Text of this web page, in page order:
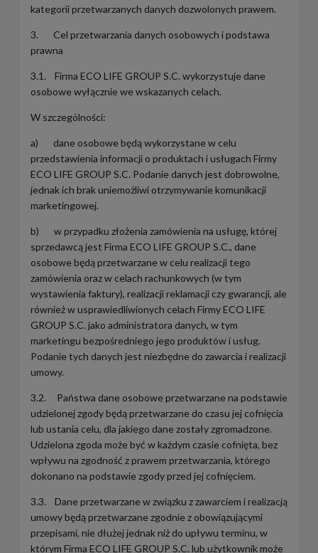
kategorii przetwarzanych danych dozwolonych prawem.
3. Cel przetwarzania danych osobowych i podstawa
prawna
3.1. Firma ECO LIFE GROUP S.C. wykorzystuje dane
osobowe wyłącznie we wskazanych celach.
W szczególności:
a) dane osobowe będą wykorzystane w celu
przedstawienia informacji o produktach i usługach Firmy
ECO LIFE GROUP S.C. Podanie danych jest dobrowolne,
jednak ich brak uniemożliwi otrzymywanie komunikacji
marketingowej.
b) w przypadku złożenia zamówienia na usługę, której
sprzedawcą jest Firma ECO LIFE GROUP S.C., dane
osobowe będą przetwarzane w celu realizacji tego
zamówienia oraz w celach rachunkowych (w tym
wystawienia faktury), realizacji reklamacji czy gwarancji, ale
również w usprawiedliwionych celach Firmy ECO LIFE
GROUP S.C. jako administratora danych, w tym
marketingu bezpośredniego jego produktów i usług.
Podanie tych danych jest niezbędne do zawarcia i realizacji
umowy.
3.2. Państwa dane osobowe przetwarzane na podstawie
udzielonej zgody będą przetwarzane do czasu jej cofnięcia
lub ustania celu, dla jakiego dane zostały zgromadzone.
Udzielona zgoda może być w każdym czasie cofnięta, bez
wpływu na zgodność z prawem przetwarzania, którego
dokonano na podstawie zgody przed jej cofnięciem.
3.3. Dane przetwarzane w związku z zawarciem i realizacją
umowy będą przetwarzane zgodnie z obowiązującymi
przepisami, nie dłużej jednak niż do upływu terminu, w
którym Firma ECO LIFE GROUP S.C. lub użytkownik może